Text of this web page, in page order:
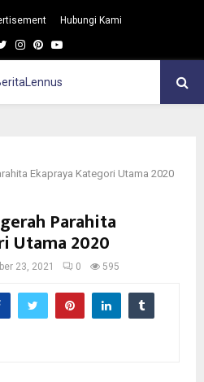
Hubungi Kami
TwitterInstagram
Pinterest
Youtube
Ekapraya Kategori Utama 2020
Parahita
Utama 2020
23, 2021 0 595